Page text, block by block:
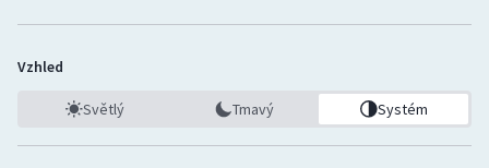
Vzhled
Světlý Tmavý Systém